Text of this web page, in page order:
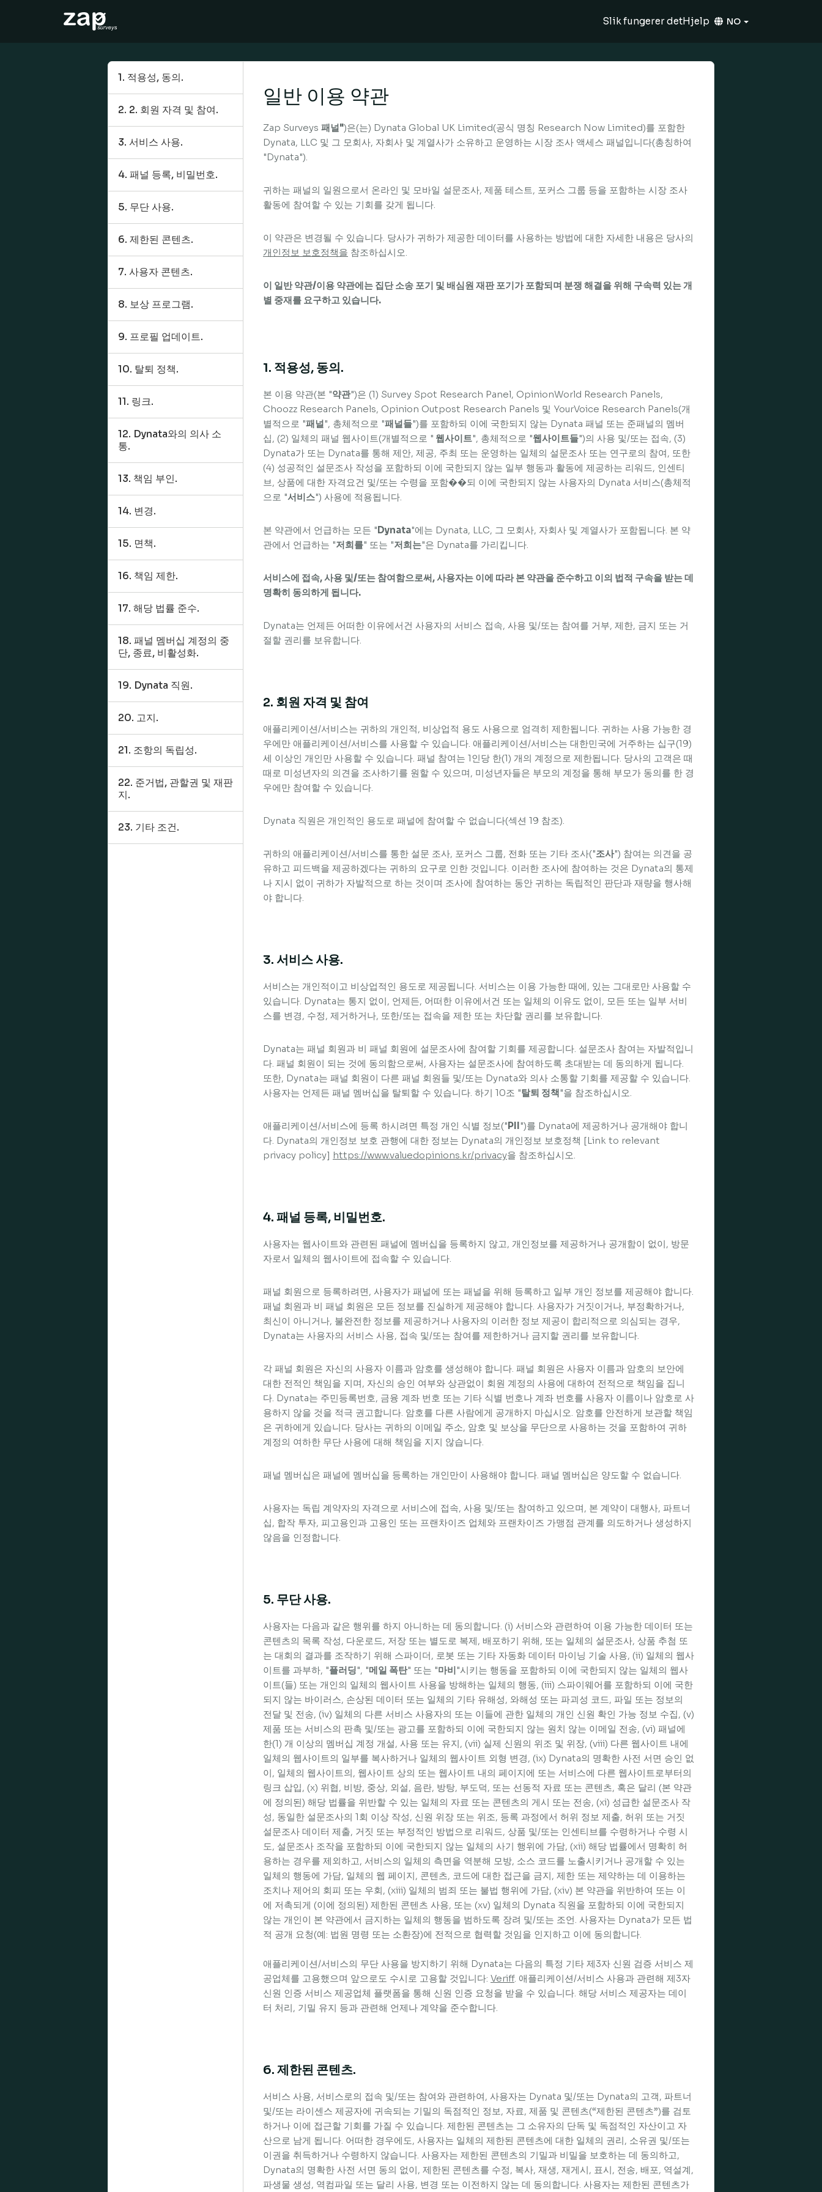
Slik fungerer detHjelp NO
1. 적용성, 동의.
2. 2. 회원 자격 및 참여.
3. 서비스 사용.
4. 패널 등록, 비밀번호.
5. 무단 사용.
6. 제한된 콘텐츠.
7. 사용자 콘텐츠.
8. 보상 프로그램.
9. 프로필 업데이트.
10. 탈퇴 정책.
11. 링크.
12. Dynata와의 의사 소
통.
13. 책임 부인.
14. 변경.
15. 면책.
16. 책임 제한.
17. 해당 법률 준수.
18. 패널 멤버십 계정의 중
단, 종료, 비활성화.
19. Dynata 직원.
20. 고지.
21. 조항의 독립성.
22. 준거법, 관할권 및 재판
지.
23. 기타 조건.
일반 이용 약관
Zap Surveys 패널")은(는) Dynata Global UK Limited(공식 명칭 Research Now Limited)를 포함한
Dynata, LLC 및 그 모회사, 자회사 및 계열사가 소유하고 운영하는 시장 조사 액세스 패널입니다(총칭하여
"Dynata").
귀하는 패널의 일원으로서 온라인 및 모바일 설문조사, 제품 테스트, 포커스 그룹 등을 포함하는 시장 조사
활동에 참여할 수 있는 기회를 갖게 됩니다.
이 약관은 변경될 수 있습니다. 당사가 귀하가 제공한 데이터를 사용하는 방법에 대한 자세한 내용은 당사의
개인정보 보호정책을 참조하십시오.
이 일반 약관/이용 약관에는 집단 소송 포기 및 배심원 재판 포기가 포함되며 분쟁 해결을 위해 구속력 있는 개
별 중재를 요구하고 있습니다.
1. 적용성, 동의.
본 이용 약관(본 "약관")은 (1) Survey Spot Research Panel, OpinionWorld Research Panels,
Choozz Research Panels, Opinion Outpost Research Panels 및 YourVoice Research Panels(개
별적으로 "패널", 총체적으로 "패널들")를 포함하되 이에 국한되지 않는 Dynata 패널 또는 준패널의 멤버
십, (2) 일체의 패널 웹사이트(개별적으로 " 웹사이트", 총체적으로 "웹사이트들")의 사용 및/또는 접속, (3)
Dynata가 또는 Dynata를 통해 제안, 제공, 주최 또는 운영하는 일체의 설문조사 또는 연구로의 참여, 또한
(4) 성공적인 설문조사 작성을 포함하되 이에 국한되지 않는 일부 행동과 활동에 제공하는 리워드, 인센티
브, 상품에 대한 자격요건 및/또는 수령을 포함��되 이에 국한되지 않는 사용자의 Dynata 서비스(총체적
으로 "서비스") 사용에 적용됩니다.
본 약관에서 언급하는 모든 "Dynata"에는 Dynata, LLC, 그 모회사, 자회사 및 계열사가 포함됩니다. 본 약
관에서 언급하는 "저희를" 또는 "저희는"은 Dynata를 가리킵니다.
서비스에 접속, 사용 및/또는 참여함으로써, 사용자는 이에 따라 본 약관을 준수하고 이의 법적 구속을 받는 데
명확히 동의하게 됩니다.
Dynata는 언제든 어떠한 이유에서건 사용자의 서비스 접속, 사용 및/또는 참여를 거부, 제한, 금지 또는 거
절할 권리를 보유합니다.
2. 회원 자격 및 참여
애플리케이션/서비스는 귀하의 개인적, 비상업적 용도 사용으로 엄격히 제한됩니다. 귀하는 사용 가능한 경
우에만 애플리케이션/서비스를 사용할 수 있습니다. 애플리케이션/서비스는 대한민국에 거주하는 십구(19)
세 이상인 개인만 사용할 수 있습니다. 패널 참여는 1인당 한(1) 개의 계정으로 제한됩니다. 당사의 고객은 때
때로 미성년자의 의견을 조사하기를 원할 수 있으며, 미성년자들은 부모의 계정을 통해 부모가 동의를 한 경
우에만 참여할 수 있습니다.
Dynata 직원은 개인적인 용도로 패널에 참여할 수 없습니다(섹션 19 참조).
귀하의 애플리케이션/서비스를 통한 설문 조사, 포커스 그룹, 전화 또는 기타 조사("조사") 참여는 의견을 공
유하고 피드백을 제공하겠다는 귀하의 요구로 인한 것입니다. 이러한 조사에 참여하는 것은 Dynata의 통제
나 지시 없이 귀하가 자발적으로 하는 것이며 조사에 참여하는 동안 귀하는 독립적인 판단과 재량을 행사해
야 합니다.
3. 서비스 사용.
서비스는 개인적이고 비상업적인 용도로 제공됩니다. 서비스는 이용 가능한 때에, 있는 그대로만 사용할 수
있습니다. Dynata는 통지 없이, 언제든, 어떠한 이유에서건 또는 일체의 이유도 없이, 모든 또는 일부 서비
스를 변경, 수정, 제거하거나, 또한/또는 접속을 제한 또는 차단할 권리를 보유합니다.
Dynata는 패널 회원과 비 패널 회원에 설문조사에 참여할 기회를 제공합니다. 설문조사 참여는 자발적입니
다. 패널 회원이 되는 것에 동의함으로써, 사용자는 설문조사에 참여하도록 초대받는 데 동의하게 됩니다.
또한, Dynata는 패널 회원이 다른 패널 회원들 및/또는 Dynata와 의사 소통할 기회를 제공할 수 있습니다.
사용자는 언제든 패널 멤버십을 탈퇴할 수 있습니다. 하기 10조 "탈퇴 정책"을 참조하십시오.
애플리케이션/서비스에 등록 하시려면 특정 개인 식별 정보("PII")를 Dynata에 제공하거나 공개해야 합니
다. Dynata의 개인정보 보호 관행에 대한 정보는 Dynata의 개인정보 보호정책 [Link to relevant
privacy policy] https://www.valuedopinions.kr/privacy을 참조하십시오.
4. 패널 등록, 비밀번호.
사용자는 웹사이트와 관련된 패널에 멤버십을 등록하지 않고, 개인정보를 제공하거나 공개함이 없이, 방문
자로서 일체의 웹사이트에 접속할 수 있습니다.
패널 회원으로 등록하려면, 사용자가 패널에 또는 패널을 위해 등록하고 일부 개인 정보를 제공해야 합니다.
패널 회원과 비 패널 회원은 모든 정보를 진실하게 제공해야 합니다. 사용자가 거짓이거나, 부정확하거나,
최신이 아니거나, 불완전한 정보를 제공하거나 사용자의 이러한 정보 제공이 합리적으로 의심되는 경우,
Dynata는 사용자의 서비스 사용, 접속 및/또는 참여를 제한하거나 금지할 권리를 보유합니다.
각 패널 회원은 자신의 사용자 이름과 암호를 생성해야 합니다. 패널 회원은 사용자 이름과 암호의 보안에
대한 전적인 책임을 지며, 자신의 승인 여부와 상관없이 회원 계정의 사용에 대하여 전적으로 책임을 집니
다. Dynata는 주민등록번호, 금융 계좌 번호 또는 기타 식별 번호나 계좌 번호를 사용자 이름이나 암호로 사
용하지 않을 것을 적극 권고합니다. 암호를 다른 사람에게 공개하지 마십시오. 암호를 안전하게 보관할 책임
은 귀하에게 있습니다. 당사는 귀하의 이메일 주소, 암호 및 보상을 무단으로 사용하는 것을 포함하여 귀하
계정의 여하한 무단 사용에 대해 책임을 지지 않습니다.
패널 멤버십은 패널에 멤버십을 등록하는 개인만이 사용해야 합니다. 패널 멤버십은 양도할 수 없습니다.
사용자는 독립 계약자의 자격으로 서비스에 접속, 사용 및/또는 참여하고 있으며, 본 계약이 대행사, 파트너
십, 합작 투자, 피고용인과 고용인 또는 프랜차이즈 업체와 프랜차이즈 가맹점 관계를 의도하거나 생성하지
않음을 인정합니다.
5. 무단 사용.
사용자는 다음과 같은 행위를 하지 아니하는 데 동의합니다. (i) 서비스와 관련하여 이용 가능한 데이터 또는
콘텐츠의 목록 작성, 다운로드, 저장 또는 별도로 복제, 배포하기 위해, 또는 일체의 설문조사, 상품 추첨 또
는 대회의 결과를 조작하기 위해 스파이더, 로봇 또는 기타 자동화 데이터 마이닝 기술 사용, (ii) 일체의 웹사
이트를 과부하, "플러딩", "메일 폭탄" 또는 "마비"시키는 행동을 포함하되 이에 국한되지 않는 일체의 웹사
이트(들) 또는 개인의 일체의 웹사이트 사용을 방해하는 일체의 행동, (iii) 스파이웨어를 포함하되 이에 국한
되지 않는 바이러스, 손상된 데이터 또는 일체의 기타 유해성, 와해성 또는 파괴성 코드, 파일 또는 정보의
전달 및 전송, (iv) 일체의 다른 서비스 사용자의 또는 이들에 관한 일체의 개인 신원 확인 가능 정보 수집, (v)
제품 또는 서비스의 판촉 및/또는 광고를 포함하되 이에 국한되지 않는 원치 않는 이메일 전송, (vi) 패널에
한(1) 개 이상의 멤버십 계정 개설, 사용 또는 유지, (vii) 실제 신원의 위조 및 위장, (viii) 다른 웹사이트 내에
일체의 웹사이트의 일부를 복사하거나 일체의 웹사이트 외형 변경, (ix) Dynata의 명확한 사전 서면 승인 없
이, 일체의 웹사이트의, 웹사이트 상의 또는 웹사이트 내의 페이지에 또는 서비스에 다른 웹사이트로부터의
링크 삽입, (x) 위협, 비방, 중상, 외설, 음란, 방탕, 부도덕, 또는 선동적 자료 또는 콘텐츠, 혹은 달리 (본 약관
에 정의된) 해당 법률을 위반할 수 있는 일체의 자료 또는 콘텐츠의 게시 또는 전송, (xi) 성급한 설문조사 작
성, 동일한 설문조사의 1회 이상 작성, 신원 위장 또는 위조, 등록 과정에서 허위 정보 제출, 허위 또는 거짓
설문조사 데이터 제출, 거짓 또는 부정적인 방법으로 리워드, 상품 및/또는 인센티브를 수령하거나 수령 시
도, 설문조사 조작을 포함하되 이에 국한되지 않는 일체의 사기 행위에 가담, (xii) 해당 법률에서 명확히 허
용하는 경우를 제외하고, 서비스의 일체의 측면을 역분해 모방, 소스 코드를 노출시키거나 공개할 수 있는
일체의 행동에 가담, 일체의 웹 페이지, 콘텐츠, 코드에 대한 접근을 금지, 제한 또는 제약하는 데 이용하는
조치나 제어의 회피 또는 우회, (xiii) 일체의 범죄 또는 불법 행위에 가담, (xiv) 본 약관을 위반하여 또는 이
에 저촉되게 (이에 정의된) 제한된 콘텐츠 사용, 또는 (xv) 일체의 Dynata 직원을 포함하되 이에 국한되지
않는 개인이 본 약관에서 금지하는 일체의 행동을 범하도록 장려 및/또는 조언. 사용자는 Dynata가 모든 법
적 공개 요청(예: 법원 명령 또는 소환장)에 전적으로 협력할 것임을 인지하고 이에 동의합니다.
애플리케이션/서비스의 무단 사용을 방지하기 위해 Dynata는 다음의 특정 기타 제3자 신원 검증 서비스 제
공업체를 고용했으며 앞으로도 수시로 고용할 것입니다: Veriff. 애플리케이션/서비스 사용과 관련해 제3자
신원 인증 서비스 제공업체 플랫폼을 통해 신원 인증 요청을 받을 수 있습니다. 해당 서비스 제공자는 데이
터 처리, 기밀 유지 등과 관련해 언제나 계약을 준수합니다.
6. 제한된 콘텐츠.
서비스 사용, 서비스로의 접속 및/또는 참여와 관련하여, 사용자는 Dynata 및/또는 Dynata의 고객, 파트너
및/또는 라이센스 제공자에 귀속되는 기밀의 독점적인 정보, 자료, 제품 및 콘텐츠(“제한된 콘텐츠”)를 검토
하거나 이에 접근할 기회를 가질 수 있습니다. 제한된 콘텐츠는 그 소유자의 단독 및 독점적인 자산이고 자
산으로 남게 됩니다. 어떠한 경우에도, 사용자는 일체의 제한된 콘텐츠에 대한 일체의 권리, 소유권 및/또는
이권을 취득하거나 수령하지 않습니다. 사용자는 제한된 콘텐츠의 기밀과 비밀을 보호하는 데 동의하고,
Dynata의 명확한 사전 서면 동의 없이, 제한된 콘텐츠를 수정, 복사, 재생, 재게시, 표시, 전송, 배포, 역설계,
파생물 생성, 역컴파일 또는 달리 사용, 변경 또는 이전하지 않는 데 동의합니다. 사용자는 제한된 콘텐츠가